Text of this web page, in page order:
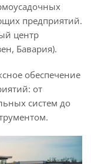
предприятий.
центр
Бавария).
обеспечение
от
систем до